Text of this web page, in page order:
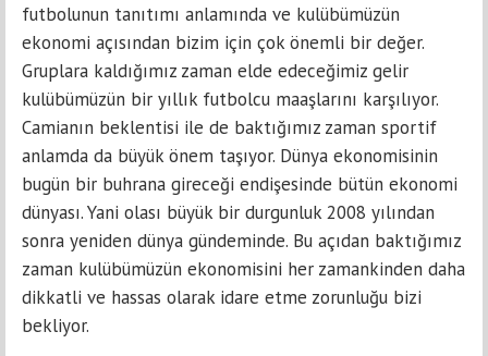
futbolunun tanıtımı anlamında ve kulübümüzün
ekonomi açısından bizim için çok önemli bir değer.
Gruplara kaldığımız zaman elde edeceğimiz gelir
kulübümüzün bir yıllık futbolcu maaşlarını karşılıyor.
Camianın beklentisi ile de baktığımız zaman sportif
anlamda da büyük önem taşıyor. Dünya ekonomisinin
bugün bir buhrana gireceği endişesinde bütün ekonomi
dünyası. Yani olası büyük bir durgunluk 2008 yılından
sonra yeniden dünya gündeminde. Bu açıdan baktığımız
zaman kulübümüzün ekonomisini her zamankinden daha
dikkatli ve hassas olarak idare etme zorunluğu bizi
bekliyor.